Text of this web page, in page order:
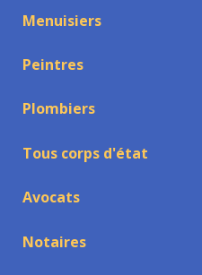
Menuisiers
Peintres
Plombiers
Tous corps d'état
Avocats
Notaires